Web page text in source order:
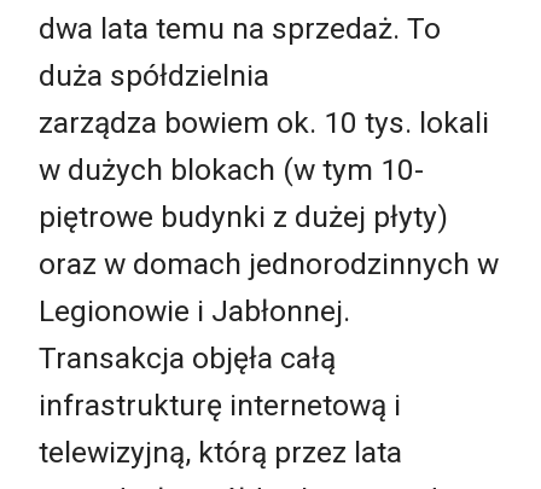
dwa lata temu na sprzedaż. To
duża spółdzielnia
zarządza bowiem ok. 10 tys. lokali
w dużych blokach (w tym 10-
piętrowe budynki z dużej płyty)
oraz w domach jednorodzinnych w
Legionowie i Jabłonnej.
Transakcja objęła całą
infrastrukturę internetową i
telewizyjną, którą przez lata